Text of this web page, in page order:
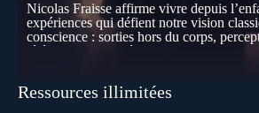
Nicolas Fraisse affirme vivre depuis
expériences qui défient notre vision
conscience : sorties hors du corps,
les pensées d’autrui ? Que deviennent
Ressources illimitées